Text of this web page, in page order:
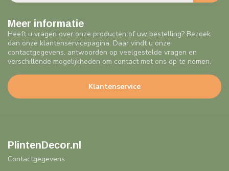
Meer informatie
Heeft u vragen over onze producten of uw bestelling? Bezoek
dan onze klantenservicepagina. Daar vindt u onze
contactgegevens, antwoorden op veelgestelde vragen en
verschillende mogelijkheden om contact met ons op te nemen.
Klantenservice
PlintenDecor.nl
Contactgegevens